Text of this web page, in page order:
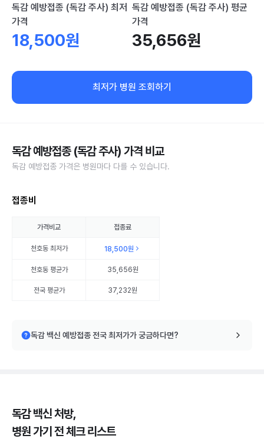
독감 예방접종 (독감 주사) 최저
가격
18,500원
독감 예방접종 (독감 주사) 평균
가격
35,656원
최저가 병원 조회하기
독감 예방접종 (독감 주사) 가격 비교
독감 예방접종 가격은 병원마다 다를 수 있습니다.
접종비
가격비교 접종료
천호동최저가 18,500원
천호동평균가 35,656원
전국 평균가 37,232원
독감 백신 예방접종 전국 최저가가 궁금하다면?
독감 백신 처방,
병원 가기 전 체크 리스트